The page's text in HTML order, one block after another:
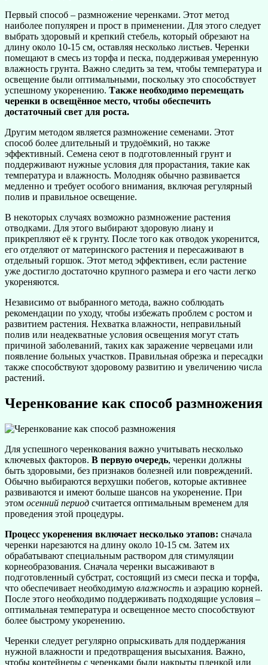
Первый способ – размножение черенками. Этот метод
наиболее популярен и прост в применении. Для этого следует
выбрать здоровый и крепкий стебель, который обрезают на
длину около 10-15 см, оставляя несколько листьев. Черенки
помещают в смесь из торфа и песка, поддерживая умеренную
влажность грунта. Важно следить за тем, чтобы температура и
освещение были оптимальными, поскольку это способствует
успешному укоренению. Также необходимо перемещать
черенки в освещённое место, чтобы обеспечить
достаточный свет для роста.
Другим методом является размножение семенами. Этот
способ более длительный и трудоёмкий, но также
эффективный. Семена сеют в подготовленный грунт и
поддерживают нужные условия для прорастания, такие как
температура и влажность. Молодняк обычно развивается
медленно и требует особого внимания, включая регулярный
полив и правильное освещение.
В некоторых случаях возможно размножение растения
отводками. Для этого выбирают здоровую лиану и
прикрепляют её к грунту. После того как отводок укоренится,
его отделяют от материнского растения и пересаживают в
отдельный горшок. Этот метод эффективен, если растение
уже достигло достаточно крупного размера и его части легко
укореняются.
Независимо от выбранного метода, важно соблюдать
рекомендации по уходу, чтобы избежать проблем с ростом и
развитием растения. Нехватка влажности, неправильный
полив или неадекватные условия освещения могут стать
причиной заболеваний, таких как заражение червецами или
появление больных участков. Правильная обрезка и пересадки
также способствуют здоровому развитию и увеличению числа
растений.
Черенкование как способ размножения
Для успешного черенкования важно учитывать несколько
ключевых факторов. В первую очередь, черенки должны
быть здоровыми, без признаков болезней или повреждений.
Обычно выбираются верхушки побегов, которые активнее
развиваются и имеют больше шансов на укоренение. При
этом осенний период считается оптимальным временем для
проведения этой процедуры.
Процесс укоренения включает несколько этапов: сначала
черенки нарезаются на длину около 10-15 см. Затем их
обрабатывают специальным раствором для стимуляции
корнеобразования. Сначала черенки высаживают в
подготовленный субстрат, состоящий из смеси песка и торфа,
что обеспечивает необходимую влажность и аэрацию корней.
После этого необходимо поддерживать подходящие условия –
оптимальная температура и освещенное место способствуют
более быстрому укоренению.
Черенки следует регулярно опрыскивать для поддержания
нужной влажности и предотвращения высыхания. Важно,
чтобы контейнеры с черенками были накрыты пленкой или